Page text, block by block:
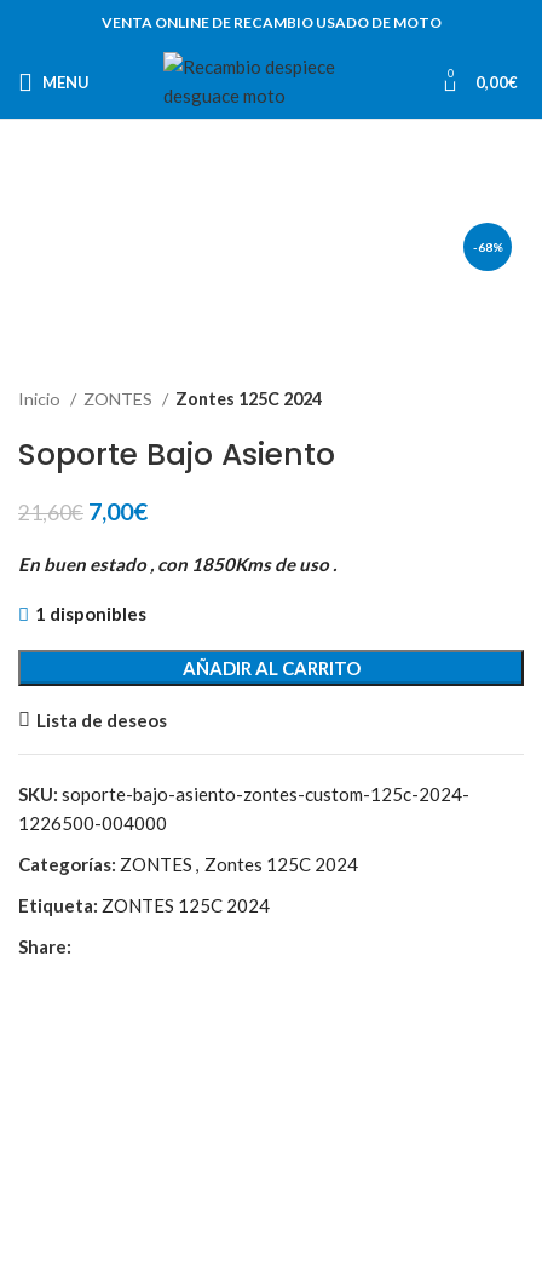
VENTA ONLINE DE RECAMBIO USADO DE MOTO
MENU 0 0,00€
-68%
Inicio ZONTES Zontes 125C 2024
Soporte Bajo Asiento
21,60€ El
original
21,60€.
7,00€El
actual
En buen estado , con 1850Kms de uso .
1 disponibles
AÑADIR AL CARRITO
Lista de deseos
SKU: soporte-bajo-asiento-zontes-custom-125c-2024-
1226500-004000
Categorías: ZONTES , Zontes 125C 2024
Etiqueta: ZONTES 125C 2024
Share: